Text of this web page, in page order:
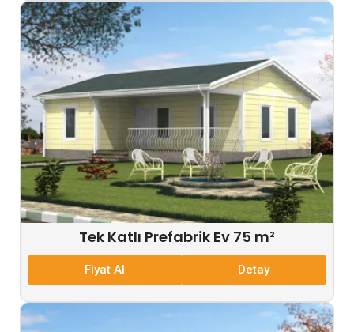
Tek Katlı Prefabrik Ev 75 m²
Fiyat Al Detay